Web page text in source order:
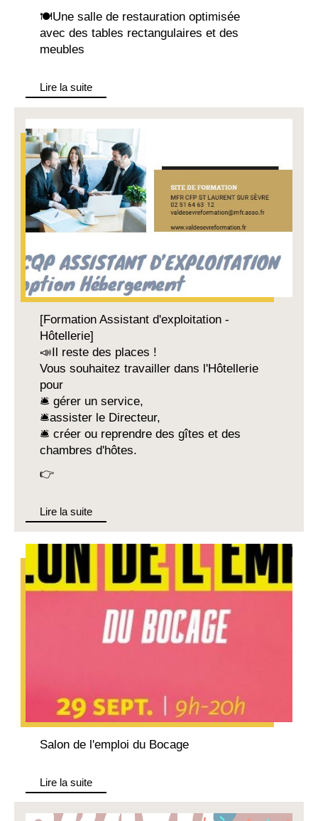
🍽Une salle de restauration optimisée
avec des tables rectangulaires et des
meubles
Lire la suite
[Formation Assistant d'exploitation -
Hôtellerie]
📣Il reste des places !
Vous souhaitez travailler dans l'Hôtellerie
pour
🛎 gérer un service,
🛎assister le Directeur,
🛎 créer ou reprendre des gîtes et des
chambres d'hôtes.
👉
Lire la suite
Salon de l'emploi du Bocage
Lire la suite